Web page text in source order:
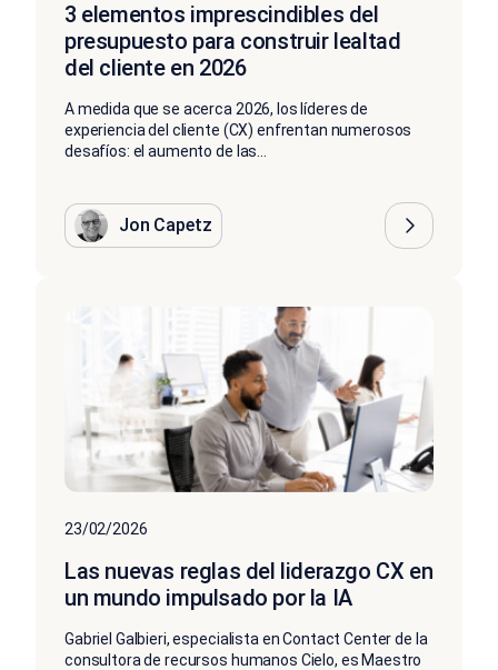
3 elementos imprescindibles del
presupuesto para construir lealtad
del cliente en 2026
A medida que se acerca 2026, los líderes de
experiencia del cliente (CX) enfrentan numerosos
desafíos: el aumento de las...
Jon Capetz
23/02/2026
Las nuevas reglas del liderazgo CX en
un mundo impulsado por la IA
Gabriel Galbieri, especialista en Contact Center de la
consultora de recursos humanos Cielo, es Maestro